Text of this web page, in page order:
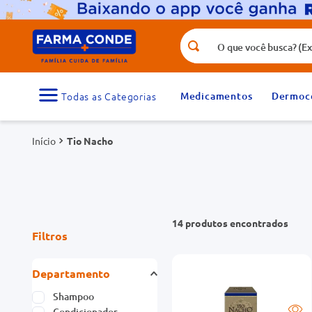
O que você busca? (Ex.: vitamina,
Medicamentos
Tio Nacho
Filtros
Departamento
Shampoo
14 produtos
Termos mais buscados
1
medicamento